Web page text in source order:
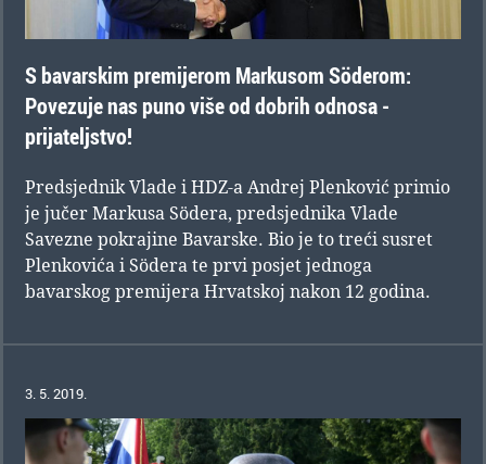
S bavarskim premijerom Markusom Söderom:
Povezuje nas puno više od dobrih odnosa -
prijateljstvo!
Predsjednik Vlade i HDZ-a Andrej Plenković primio
je jučer Markusa Södera, predsjednika Vlade
Savezne pokrajine Bavarske. Bio je to treći susret
Plenkovića i Södera te prvi posjet jednoga
bavarskog premijera Hrvatskoj nakon 12 godina.
3. 5. 2019.